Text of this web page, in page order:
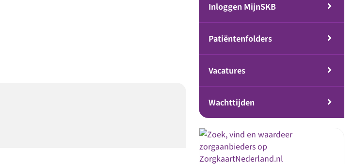
Inloggen MijnSKB
Patiëntenfolders
Vacatures
Wachttijden